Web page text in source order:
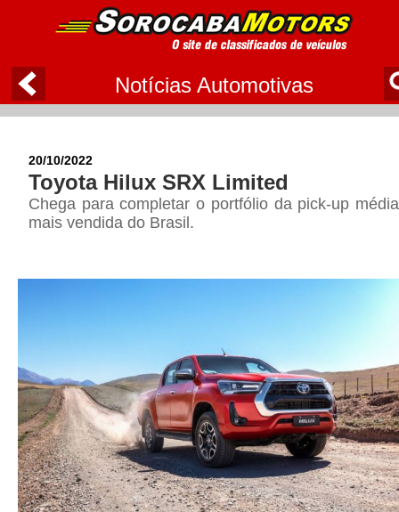
Notícias Automotivas
20/10/2022
Toyota Hilux SRX Limited
Chega para completar o portfólio da pick-up média
mais vendida do Brasil.